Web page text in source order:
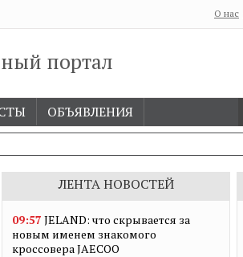
О нас
портал
ОБЪЯВЛЕНИЯ
ЛЕНТА НОВОСТЕЙ
09:57 JELAND: что скрывается за
новым именем знакомого
кроссовера JAECOO